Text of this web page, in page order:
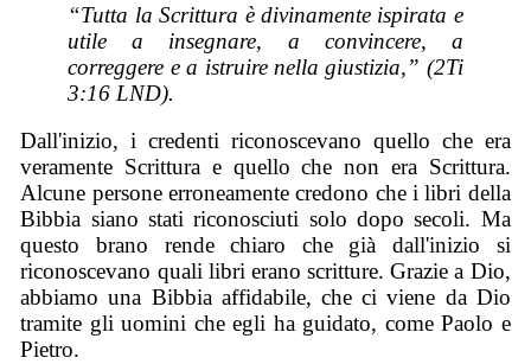
“Tutta la Scrittura è divinamente ispirata e
utile a insegnare, a convincere, a
correggere e a istruire nella giustizia,” (2Ti
3:16 LND).
Dall'inizio, i credenti riconoscevano quello che era
veramente Scrittura e quello che non era Scrittura.
Alcune persone erroneamente credono che i libri della
Bibbia siano stati riconosciuti solo dopo secoli. Ma
questo brano rende chiaro che già dall'inizio si
riconoscevano quali libri erano scritture. Grazie a Dio,
abbiamo una Bibbia affidabile, che ci viene da Dio
tramite gli uomini che egli ha guidato, come Paolo e
Pietro.